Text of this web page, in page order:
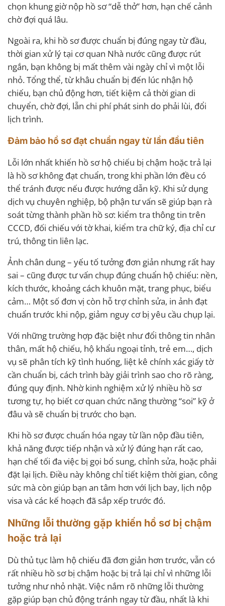
chọn khung giờ nộp hồ sơ “dễ thở” hơn, hạn chế cảnh
chờ đợi quá lâu.
Ngoài ra, khi hồ sơ được chuẩn bị đúng ngay từ đầu,
thời gian xử lý tại cơ quan Nhà nước cũng được rút
ngắn, bạn không bị mất thêm vài ngày chỉ vì một lỗi
nhỏ. Tổng thể, từ khâu chuẩn bị đến lúc nhận hộ
chiếu, bạn chủ động hơn, tiết kiệm cả thời gian di
chuyển, chờ đợi, lẫn chi phí phát sinh do phải lùi, đổi
lịch trình.
Đảm bảo hồ sơ đạt chuẩn ngay từ lần đầu tiên
Lỗi lớn nhất khiến hồ sơ hộ chiếu bị chậm hoặc trả lại
là hồ sơ không đạt chuẩn, trong khi phần lớn đều có
thể tránh được nếu được hướng dẫn kỹ. Khi sử dụng
dịch vụ chuyên nghiệp, bộ phận tư vấn sẽ giúp bạn rà
soát từng thành phần hồ sơ: kiểm tra thông tin trên
CCCD, đối chiếu với tờ khai, kiểm tra chữ ký, địa chỉ cư
trú, thông tin liên lạc.
Ảnh chân dung – yếu tố tưởng đơn giản nhưng rất hay
sai – cũng được tư vấn chụp đúng chuẩn hộ chiếu: nền,
kích thước, khoảng cách khuôn mặt, trang phục, biểu
cảm… Một số đơn vị còn hỗ trợ chỉnh sửa, in ảnh đạt
chuẩn trước khi nộp, giảm nguy cơ bị yêu cầu chụp lại.
Với những trường hợp đặc biệt như đổi thông tin nhân
thân, mất hộ chiếu, hộ khẩu ngoại tỉnh, trẻ em…, dịch
vụ sẽ phân tích kỹ tình huống, liệt kê chính xác giấy tờ
cần chuẩn bị, cách trình bày giải trình sao cho rõ ràng,
đúng quy định. Nhờ kinh nghiệm xử lý nhiều hồ sơ
tương tự, họ biết cơ quan chức năng thường “soi” kỹ ở
đâu và sẽ chuẩn bị trước cho bạn.
Khi hồ sơ được chuẩn hóa ngay từ lần nộp đầu tiên,
khả năng được tiếp nhận và xử lý đúng hạn rất cao,
hạn chế tối đa việc bị gọi bổ sung, chỉnh sửa, hoặc phải
đặt lại lịch. Điều này không chỉ tiết kiệm thời gian, công
sức mà còn giúp bạn an tâm hơn với lịch bay, lịch nộp
visa và các kế hoạch đã sắp xếp trước đó.
Những lỗi thường gặp khiến hồ sơ bị chậm
hoặc trả lại
Dù thủ tục làm hộ chiếu đã đơn giản hơn trước, vẫn có
rất nhiều hồ sơ bị chậm hoặc bị trả lại chỉ vì những lỗi
tưởng như nhỏ nhặt. Việc nắm rõ những lỗi thường
gặp giúp bạn chủ động tránh ngay từ đầu, nhất là khi